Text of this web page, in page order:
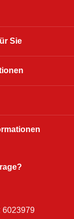
Sie
6023979